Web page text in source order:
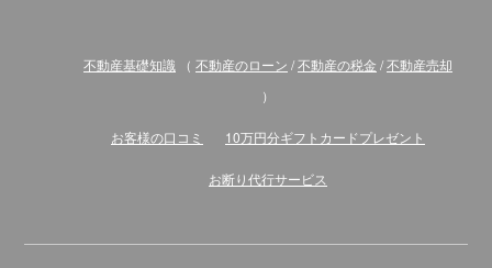
不動産基礎知識 （ 不動産のローン /不動産の税金 /不動産売却
）
お客様の口コミ 10万円分ギフトカードプレゼント
お断り代行サービス